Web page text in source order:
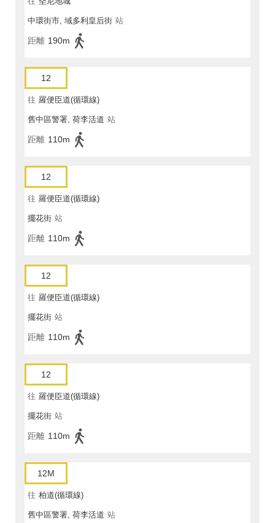
中環街市, 域多利皇后街 站
距離 190m
12
往 羅便臣道(循環線)
舊中區警署, 荷李活道 站
距離 110m
12
往 羅便臣道(循環線)
擺花街 站
距離 110m
12
往 羅便臣道(循環線)
擺花街 站
距離 110m
12
往 羅便臣道(循環線)
擺花街 站
距離 110m
12M
往 柏道(循環線)
舊中區警署, 荷李活道 站